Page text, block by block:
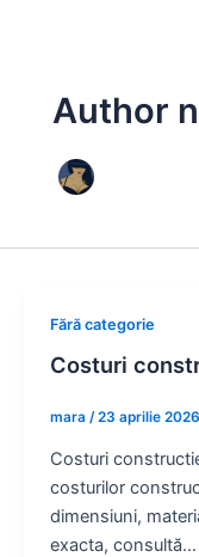
Author
Fără categorie
Costuri
mara /23 aprilie 2026
Costuri
costurilor
dimensiuni,
exacta, consultă…